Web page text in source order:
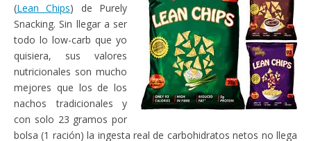
(Lean Chips) de Purely
Snacking. Sin llegar a ser
todo lo low-carb que yo
quisiera, sus valores
nutricionales son mucho
mejores que los de los
nachos tradicionales y
con solo 23 gramos por
bolsa (1 ración) la ingesta real de carbohidratos netos no llega